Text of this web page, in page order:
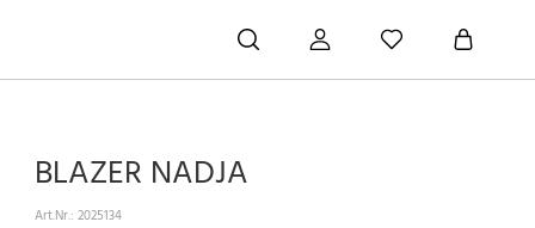
BLAZER NADJA
Art.Nr.: 2025134